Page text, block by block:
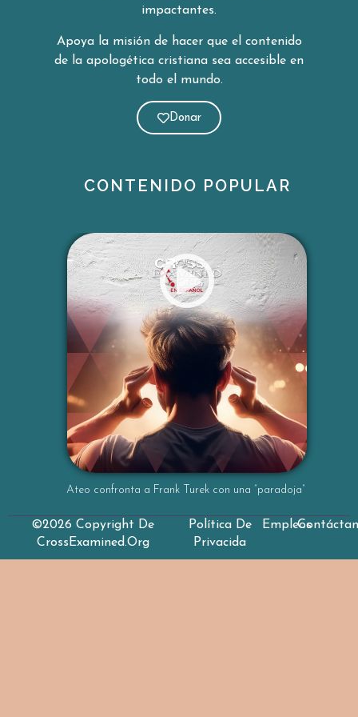
no existe. Incluso Richard
Dawkins, citado en la conversación, sostiene
con alto grado de certeza que Dios
no existe y considera erróneos a quienes dis
Esto coloca al ateísmo dentro del mismo m
arco de afirmaciones de verdad que critica.
Ambos coinciden en que muchas personas
embargo, Frank subraya que el deseo no es
un criterio válido para determinar la verdad.
Algo no
es verdadero simplemente porque alguien q
uiera creerlo. La cuestión clave no […]
impactantes.
Apoya la misión de hacer que el contenido
de la apologética cristiana sea accesible en
todo el mundo.
Donar
CONTENIDO POPULAR
Ateo confronta a Frank Turek con una “paradoja”
©2026 Copyright De
CrossExamined.org
Política De
Privacida
Empleos